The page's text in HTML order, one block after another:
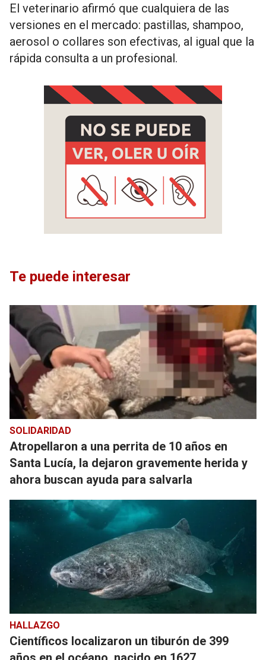
El veterinario afirmó que cualquiera de las
versiones en el mercado: pastillas, shampoo,
aerosol o collares son efectivas, al igual que la
rápida consulta a un profesional.
Te puede interesar
SOLIDARIDAD
Atropellaron a una perrita de 10 años en
Santa Lucía, la dejaron gravemente herida y
ahora buscan ayuda para salvarla
HALLAZGO
Científicos localizaron un tiburón de 399